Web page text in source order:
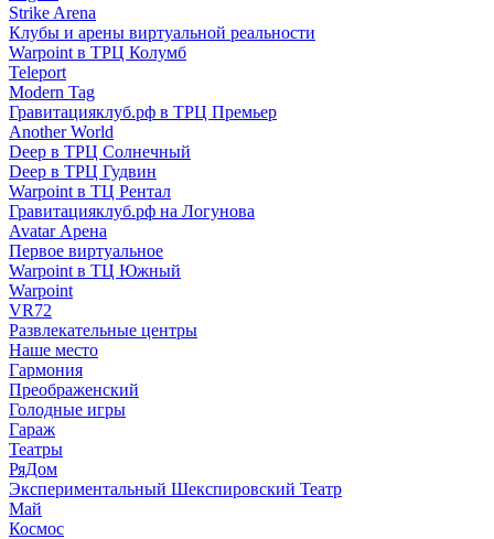
Strike Arena
Клубы и арены виртуальной реальности
Warpoint в ТРЦ Колумб
Teleport
Modern Tag
Гравитацияклуб.рф в ТРЦ Премьер
Another World
Deep в ТРЦ Солнечный
Deep в ТРЦ Гудвин
Warpoint в ТЦ Рентал
Гравитацияклуб.рф на Логунова
Avatar Арена
Первое виртуальное
Warpoint в ТЦ Южный
Warpoint
VR72
Развлекательные центры
Наше место
Гармония
Преображенский
Голодные игры
Гараж
Театры
РяДом
Экспериментальный Шекспировский Театр
Май
Космос